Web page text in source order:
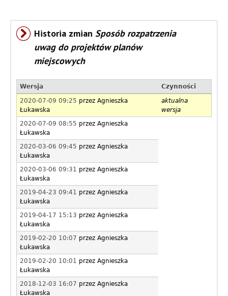
m
i
y
D
o
y
c
Historia zmian Sposób rozpatrzenia
uwag do projektów planów
miejscowych
Wersja
Czynności
2020-07-09 09:25 przez Agnieszka
Łukawska
aktualna
wersja
2020-07-09 08:55 przez Agnieszka
Łukawska
2020-03-06 09:45 przez Agnieszka
Łukawska
2020-03-06 09:31 przez Agnieszka
Łukawska
2019-04-23 09:41 przez Agnieszka
Łukawska
2019-04-17 15:13 przez Agnieszka
Łukawska
2019-02-20 10:07 przez Agnieszka
Łukawska
2019-02-20 10:01 przez Agnieszka
Łukawska
2018-12-03 16:07 przez Agnieszka
Łukawska